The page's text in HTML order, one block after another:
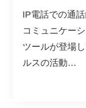
IP電話での通
コミュニケー
ツールが登場
ルスの活動…